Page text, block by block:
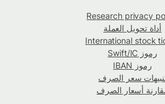
Research privacy
تحويل العملة
International stock
رموز Swift/IC
رموز IBAN
سعر الصرف
أسعار الصرف